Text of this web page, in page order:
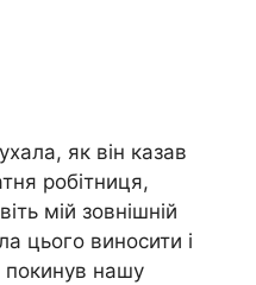
як він казав
робітниця,
мій зовнішній
цього виносити і
покинув нашу